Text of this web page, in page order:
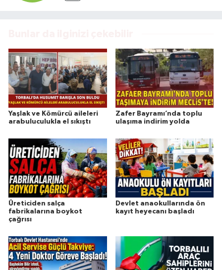
Yaşlak ve Kömürcü aileleri
arabuluculukla el sıkıştı
Zafer Bayramı’nda toplu
ulaşıma indirim yolda
Üreticiden salça
fabrikalarına boykot
çağrısı
Devlet anaokullarında ön
kayıt heyecanı başladı